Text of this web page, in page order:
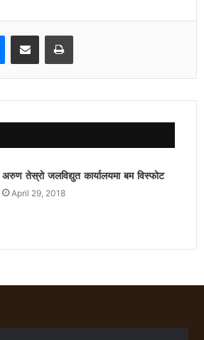
Messenger
Share via Email Print
अरुण तेस्रो जलविद्युत कार्यालयमा बम विस्फोट
April 29, 2018